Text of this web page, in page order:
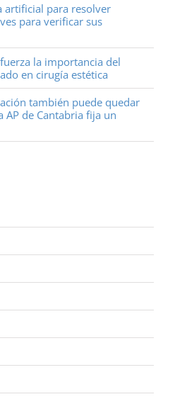
artificial para resolver
para verificar sus
la importancia del
en cirugía estética
también puede quedar
AP de Cantabria fija un